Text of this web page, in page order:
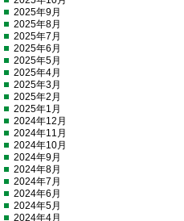
2025年9月
2025年8月
2025年7月
2025年6月
2025年5月
2025年4月
2025年3月
2025年2月
2025年1月
2024年12月
2024年11月
2024年10月
2024年9月
2024年8月
2024年7月
2024年6月
2024年5月
2024年4月